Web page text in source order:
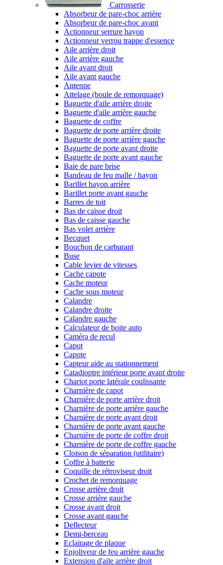
Carrosserie
Absorbeur de pare-choc arrière
Absorbeur de pare-choc avant
Actionneur serrure hayon
Actionneur verrou trappe d'essence
Aile arrière droit
Aile arrière gauche
Aile avant droit
Aile avant gauche
Antenne
Attelage (boule de remorquage)
Baguette d'aile arrière droite
Baguette d'aile arrière gauche
Baguette de coffre
Baguette de porte arrière droite
Baguette de porte arrière gauche
Baguette de porte avant droite
Baguette de porte avant gauche
Baie de pare brise
Bandeau de feu malle / hayon
Barillet hayon arrière
Barillet porte avant gauche
Barres de toit
Bas de caisse droit
Bas de caisse gauche
Bas volet arrière
Becquet
Bouchon de carburant
Buse
Cable levier de vitesses
Cache capote
Cache moteur
Cache sous moteur
Calandre
Calandre droite
Calandre gauche
Calculateur de boite auto
Caméra de recul
Capot
Capote
Capteur aide au stationnement
Catadioptre intérieur porte avant droite
Chariot porte latérale coulissante
Charnière de capot
Charnière de porte arrière droit
Charnière de porte arrière gauche
Charnière de porte avant droit
Charnière de porte avant gauche
Charnière de porte de coffre droit
Charnière de porte de coffre gauche
Cloison de séparation (utilitaire)
Coffre à batterie
Coquille de rétroviseur droit
Crochet de remorquage
Crosse arrière droit
Crosse arrière gauche
Crosse avant droit
Crosse avant gauche
Deflecteur
Demi-berceau
Eclairage de plaque
Enjoliveur de feu arrière gauche
Extension d'aile arrière droit